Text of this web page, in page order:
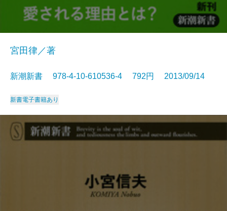
宮田律／著
新潮新書 978-4-10-610536-4 792円 2013/09/14
新書電子書籍あり